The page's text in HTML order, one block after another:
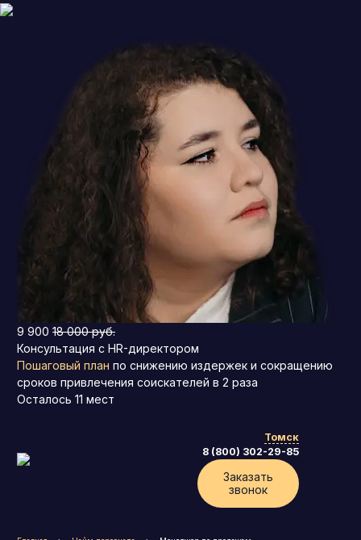
9 900 18 000 руб.
Консультация с HR-директором
Пошаговый план по снижению издержек и сокращению
сроков привлечения соискателей в 2 раза
Осталось 11 мест
Томск
8 (800) 302-29-85
Заказать
звонок